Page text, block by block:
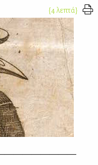
{4 λεπτά}